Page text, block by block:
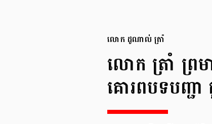
លោក ដូណាល់ ត្រាំ
លោក ត្រាំ ព្រ
គោរពបទបញ្ជ